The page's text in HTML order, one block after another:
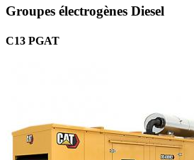
Groupes électrogènes Diesel
C13 PGAT